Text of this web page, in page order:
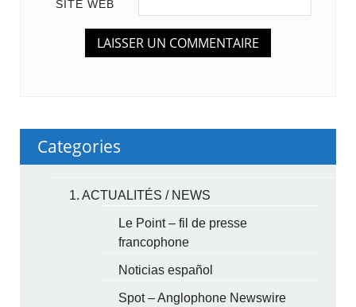
SITE WEB
Categories
1. ACTUALITÉS / NEWS
Le Point – fil de presse
francophone
Noticias español
Spot – Anglophone Newswire